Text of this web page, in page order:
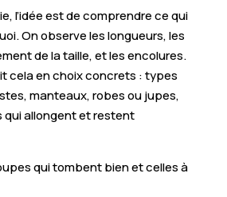
l’idée est de comprendre ce qui
On observe les longueurs, les
de la taille, et les encolures.
cela en choix concrets : types
manteaux, robes ou jupes,
qui allongent et restent
qui tombent bien et celles à